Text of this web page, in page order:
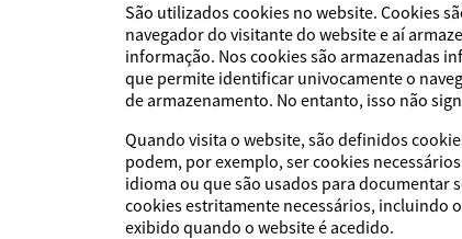
São utilizados cookies no website. Cookies
navegador do visitante do website e aí
informação. Nos cookies são armazenadas
que permite identificar univocamente o
de armazenamento. No entanto, isso não
Quando visita o website, são definidos
podem, por exemplo, ser cookies
idioma ou que são usados para documentar
cookies estritamente necessários, incluindo
exibido quando o website é acedido.